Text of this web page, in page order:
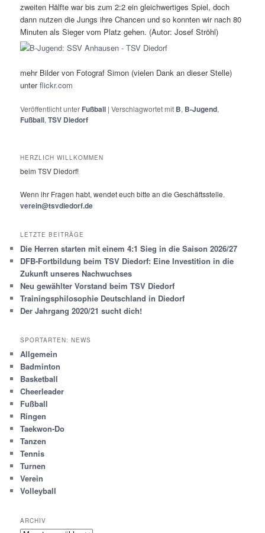
zweiten Hälfte war bis zum 2:2 ein gleichwertiges Spiel, doch
dann nutzen die Jungs ihre Chancen und so konnten wir nach 80
Minuten als Sieger vom Platz gehen. (Autor: Josef Ströhl)
mehr Bilder von Fotograf Simon (vielen Dank an dieser Stelle)
unterflickr.com
Veröffentlicht unter Fußball |Verschlagwortet mit B, B-Jugend,
Fußball,TSV Diedorf
HERZLICH WILLKOMMEN
beim TSV Diedorf!
Wenn ihr Fragen habt, wendet euch bitte an die Geschäftsstelle.
verein@tsvdiedorf.de
LETZTE BEITRÄGE
Die Herren starten mit einem 4:1 Sieg in die Saison 2026/27
DFB-Fortbildung beim TSV Diedorf: Eine Investition in die
Zukunft unseres Nachwuchses
Neu gewählter Vorstand beim TSV Diedorf
Trainingsphilosophie Deutschland in Diedorf
Der Jahrgang 2020/21 sucht dich!
SPORTARTEN: NEWS
Allgemein
Badminton
Basketball
Cheerleader
Fußball
Ringen
Taekwon-Do
Tanzen
Tennis
Turnen
Verein
Volleyball
ARCHIV